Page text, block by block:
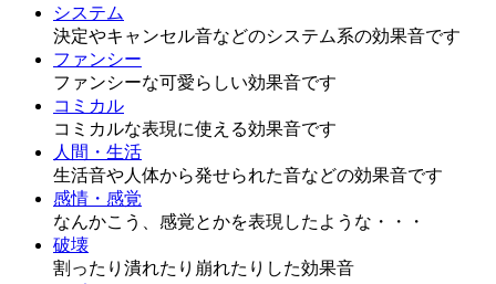
システム
決定やキャンセル音などのシステム系の効果音です
ファンシー
ファンシーな可愛らしい効果音です
コミカル
コミカルな表現に使える効果音です
人間・生活
生活音や人体から発せられた音などの効果音です
感情・感覚
なんかこう、感覚とかを表現したような・・・
破壊
割ったり潰れたり崩れたりした効果音